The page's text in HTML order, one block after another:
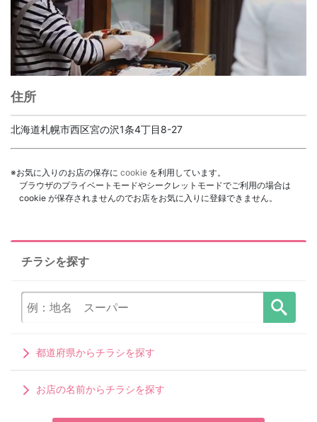
住所
北海道札幌市西区宮の沢1条4丁目8-27
※お気に入りのお店の保存に cookie を利用しています。
ブラウザのプライベートモードやシークレットモードでご利用の場合は
cookie が保存されませんのでお店をお気に入りに登録できません。
チラシを探す
都道府県からチラシを探す
お店の名前からチラシを探す